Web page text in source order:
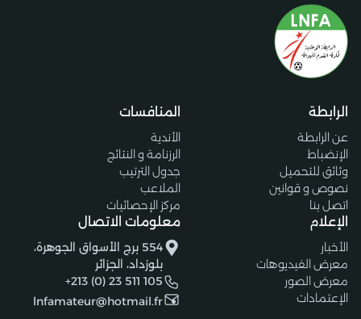
الرابطة
عن الرابطة
الإنضباط
وثائق للتحميل
نصوص و قوانين
اتصل بنا
المنافسات
الأندية
الرزنامة و النتائج
جدول الترتيب
الملاعب
مركز الإحصائيات
الإعلام
الأخبار
معرض الفيديوهات
معرض الصور
الإعتمادات
معلومات الاتصال
554 برج الأسواق الجوهرة،
بلوزداد، الجزائر
+213 (0) 23 511 105
lnfamateur@hotmail.fr